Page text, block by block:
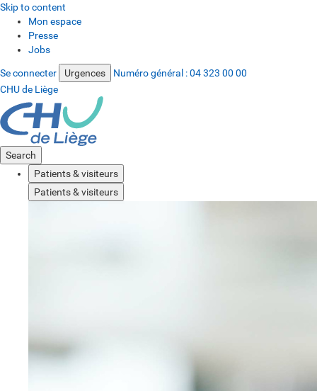
Skip to content
Mon espace
Presse
Jobs
Se connecter Urgences Numéro général :04 323 00 00
CHU de Liège
Search
Patients & visiteurs
Patients & visiteurs